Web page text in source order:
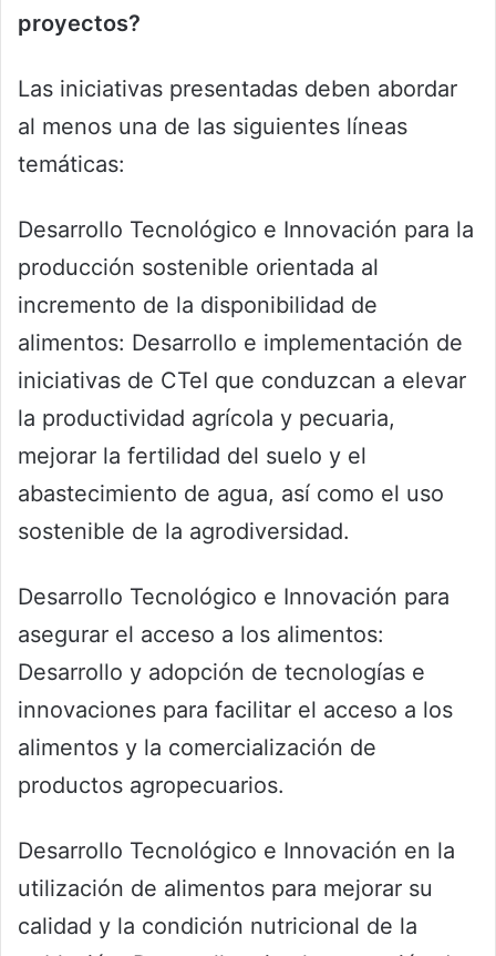
proyectos?
Las iniciativas presentadas deben abordar
al menos una de las siguientes líneas
temáticas:
Desarrollo Tecnológico e Innovación para la
producción sostenible orientada al
incremento de la disponibilidad de
alimentos: Desarrollo e implementación de
iniciativas de CTeI que conduzcan a elevar
la productividad agrícola y pecuaria,
mejorar la fertilidad del suelo y el
abastecimiento de agua, así como el uso
sostenible de la agrodiversidad.
Desarrollo Tecnológico e Innovación para
asegurar el acceso a los alimentos:
Desarrollo y adopción de tecnologías e
innovaciones para facilitar el acceso a los
alimentos y la comercialización de
productos agropecuarios.
Desarrollo Tecnológico e Innovación en la
utilización de alimentos para mejorar su
calidad y la condición nutricional de la